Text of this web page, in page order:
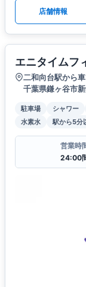
店舗情報
エニタイムフ
二和向台駅から
千葉県鎌ヶ谷市
駐車場 シャワー
水素水
駅から5分
営業時
24:00